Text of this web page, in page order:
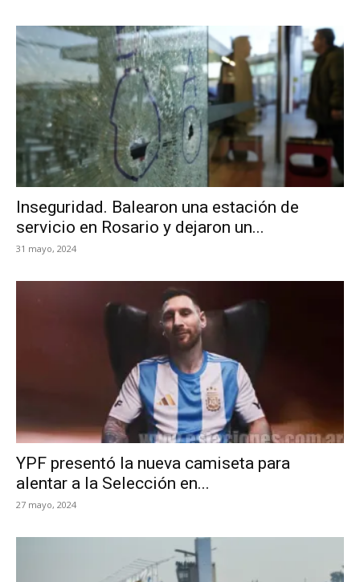
Inseguridad. Balearon una estación de
servicio en Rosario y dejaron un...
31 mayo, 2024
YPF presentó la nueva camiseta para
alentar a la Selección en...
27 mayo, 2024